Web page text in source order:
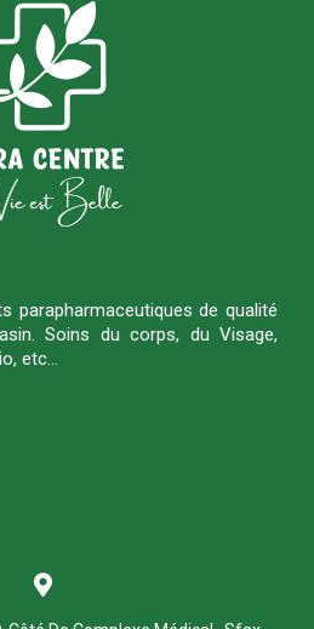
parapharmaceutiques de qualité
Soins du corps, du Visage,
etc…